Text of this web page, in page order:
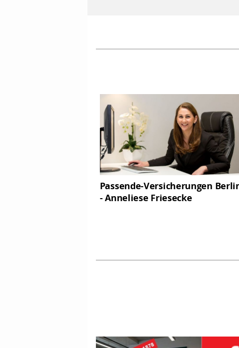
Passende-Versicherungen
- Anneliese Friesecke